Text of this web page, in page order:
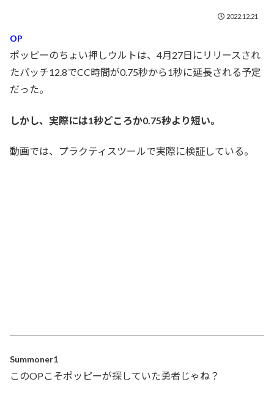
2022.12.21
OP
ポッピーのちょい押しウルトは、4月27日にリリースされ
たパッチ12.8でCC時間が0.75秒から1秒に延長される予定
だった。
しかし、実際には1秒どころか0.75秒より短い。
動画では、プラクティスツールで実際に検証している。
Summoner1
このOPこそポッピーが探していた勇者じゃね？